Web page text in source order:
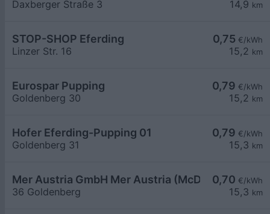
14,9 km
Daxberger Straße 3
0,75 €/kWh
15,2 km
STOP-SHOP Eferding
Linzer Str. 16
0,79 €/kWh
15,2 km
Eurospar Pupping
Goldenberg 30
0,79 €/kWh
15,3 km
Hofer Eferding-Pupping 01
Goldenberg 31
0,70 €/kWh
15,3 km
Mer Austria GmbH Mer Austria (McD) - Eferding
36 Goldenberg